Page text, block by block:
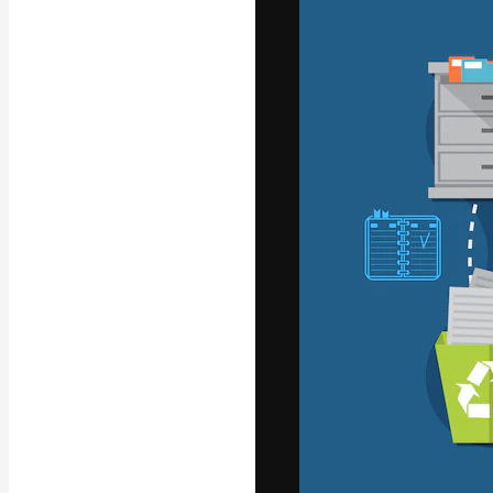
La plataforma
trabajo. Más
entre
estudios.
Español